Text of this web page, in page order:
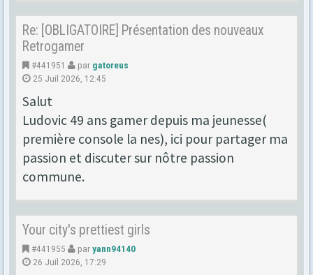
Re: [OBLIGATOIRE] Présentation des nouveaux
Retrogamer
#441951 par gatoreus
25 Juil 2026, 12:45
Salut
Ludovic 49 ans gamer depuis ma jeunesse(
première console la nes), ici pour partager ma
passion et discuter sur nôtre passion
commune.
Your city's prettiest girls
#441955 paryann94140
26 Juil 2026, 17:29